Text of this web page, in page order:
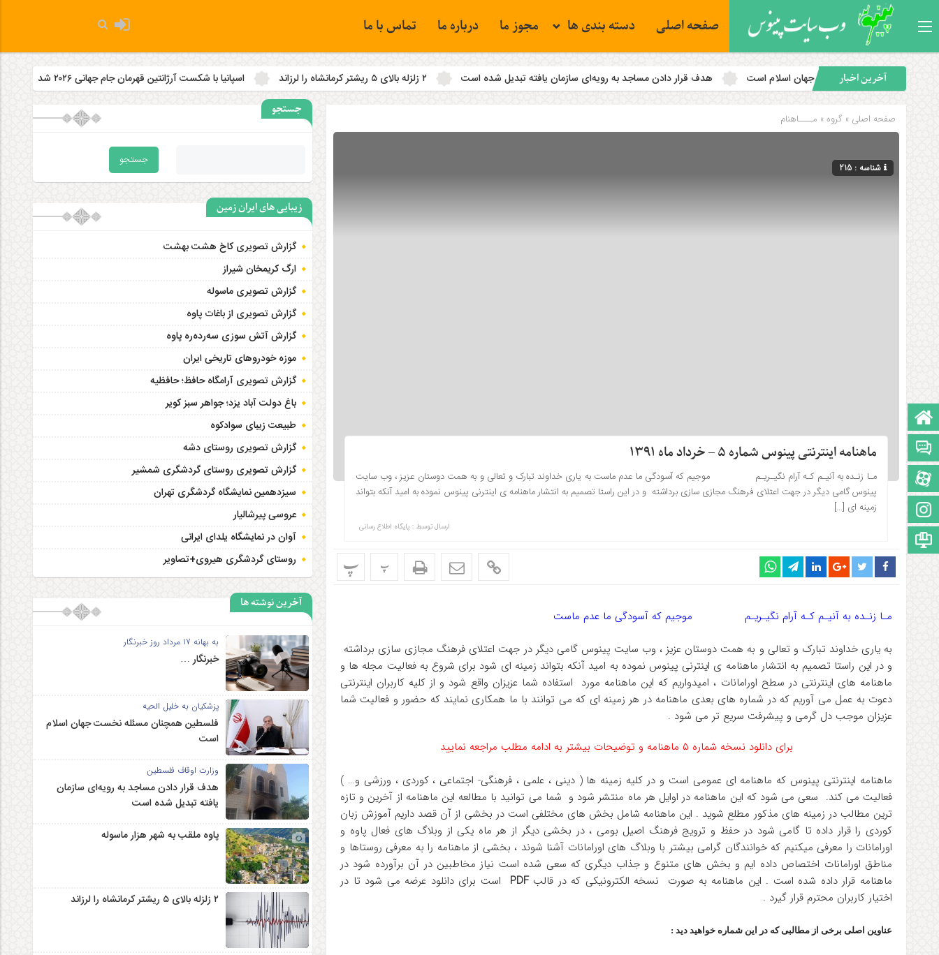
صفحه اصلی دسته بندی ها مجوز ما درباره ما تماس با ما
تالار گفتمان
آپارات
اینستاگرام
آخرین اخبار
نخست جهان اسلام است هدف قرار دادن مساجد به رویه‌ای سازمان‌ یافته تبدیل شده است ۲ زلزله‌ بالای ۵ ریشتر کرمانشاه را لرزاند اسپانیا با شکست آرژانتین قهرمان جام جهانی ۲۰۲۶ شد آخرین وضعیت
صفحه اصلی » گروه » مــــاهنام
شناسه : 215
ماهنامه اینترنتی پینوس شماره ۵ – خرداد ماه ۱۳۹۱
مـا زنـده به آنیـم کـه آرام نگیـریـم موجیم که آسودگی ما عدم ماست به یاری خداوند تبارک و تعالی و به همت دوستان عزیز ، وب سایت
پینوس گامی دیگر در جهت اعتلای فرهنگ مجازی سازی برداشته و در این راستا تصمیم به انتشار ماهنامه ی اینترنی پینوس نموده به امید آنکه بتواند
زمینه ای […]
ارسال توسط : پایگاه اطلاع رسانی
پ پ
مـا زنـده به آنیـم کـه آرام نگیـریـم موجیم که آسودگی ما عدم ماست
به یاری خداوند تبارک و تعالی و به همت دوستان عزیز ، وب سایت پینوس گامی دیگر در جهت اعتلای فرهنگ مجازی سازی برداشته
و در این راستا تصمیم به انتشار ماهنامه ی اینترنی پینوس نموده به امید آنکه بتواند زمینه ای شود برای شروع به فعالیت مجله ها و
ماهنامه های اینترنتی در سطح اورامانات ، امیدواریم که این ماهنامه مورد استفاده شما عزیزان واقع شود و از کلیه کاربران اینترنتی
دعوت به عمل می آوریم که در شماره های بعدی ماهنامه در هر زمینه ای که می توانند با ما همکاری نمایند که حضور و فعالیت شما
عزیزان موجب دل گرمی و پیشرفت سریع تر می شود .
برای دانلود نسخه شماره ۵ ماهنامه و توضیحات بیشتر به ادامه مطلب مراجعه نمایید
ماهنامه اینترنتی پینوس که ماهنامه ای عمومی است و در کلیه زمینه ها ( دینی ، علمی ، فرهنگی- اجتماعی ، کوردی ، ورزشی و… )
فعالیت می کند. سعی می شود که این ماهنامه در اوایل هر ماه منتشر شود و شما می توانید با مطالعه این ماهنامه از آخرین و تازه
ترین مطالب در زمینه های مذکور مطلع شوید . این ماهنامه شامل بخش های مختلفی است در بخشی از آن قصد داریم آموزش زبان
کوردی را قرار داده تا گامی شود در حفظ و ترویج فرهنگ اصیل بومی ، در بخشی دیگر از هر ماه یکی از وبلاگ های فعال پاوه و
اورامانات را معرفی میکنیم که خوانندگان گرامی بیشتر با وبلاگ های اورامانات آشنا شوند ، بخشی از ماهنامه را به معرفی روستاها و
مناطق اورامانات اختصاص داده ایم و بخش های متنوع و جذاب دیگری که سعی شده است نیاز مخاطبین در آن برآورده شود در
ماهنامه قرار داده شده است . این ماهنامه به صورت نسخه الکترونیکی که در قالبPDF است برای دانلود عرضه می شود تا در
اختیار کاربران محترم قرار گیرد .
عناوین اصلی برخی از مطالبی که در این شماره خواهید دید :
جستجو
زیبایی های ایران زمین
گزارش تصویری کاخ هشت‌ بهشت
ارگ کریمخان شیراز
گزارش تصویری ماسوله
گزارش تصویری از باغات پاوه
گزارش آتش سوزی سەردەرە پاوه
موزه خودروهای تاریخی ایران
گزارش تصویری آرامگاه حافظ؛ حافظیه‎
باغ دولت آباد یزد؛ جواهر سبز کویر
طبیعت زیبای سوادکوه
گزارش تصویری روستای دشه
گزارش تصویری روستای گردشگری شمشیر
سیزدهمین نمایشگاه گردشگری تهران
عروسی پیرشالیار
آوان در نمایشگاه یلدای ایرانی
روستای گردشگری هیروی+تصاویر
آخرین نوشته ها
به بهانه 17 مرداد روز خبرنگار
خبرنگار …
پزشکیان به خلیل الحیه
فلسطین همچنان مسئله نخست جهان اسلام
است
وزارت اوقاف فلسطین
هدف قرار دادن مساجد به رویه‌ای سازمان‌
یافته تبدیل شده است
پاوه ملقب به شهر هزار ماسوله
۲ زلزله‌ بالای ۵ ریشتر کرمانشاه را لرزاند